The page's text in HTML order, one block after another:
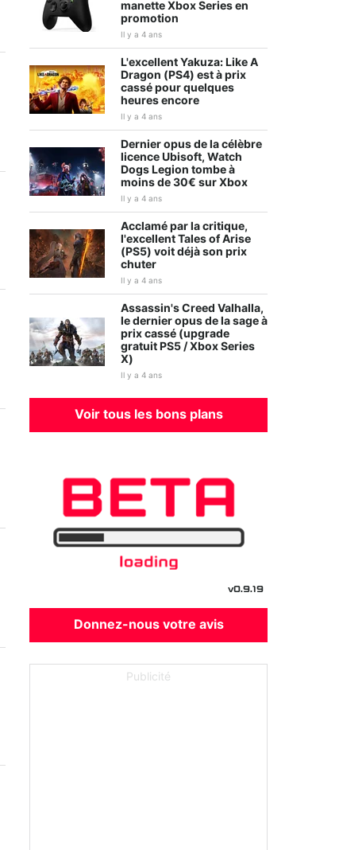
manette Xbox Series en
promotion
Il y a 4 ans
L'excellent Yakuza: Like A
Dragon (PS4) est à prix
cassé pour quelques
heures encore
Il y a 4 ans
Dernier opus de la célèbre
licence Ubisoft, Watch
Dogs Legion tombe à
moins de 30€ sur Xbox
Il y a 4 ans
Acclamé par la critique,
l'excellent Tales of Arise
(PS5) voit déjà son prix
chuter
Il y a 4 ans
Assassin's Creed Valhalla,
le dernier opus de la sage à
prix cassé (upgrade
gratuit PS5 / Xbox Series
X)
Il y a 4 ans
Voir tous les bons plans
v0.9.19
Donnez-nous votre avis
Publicité